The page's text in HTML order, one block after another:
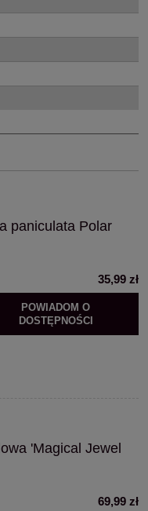
paniculata Polar
35,99 zł
POWIADOM O
DOSTĘPNOŚCI
'Magical Jewel
69,99 zł